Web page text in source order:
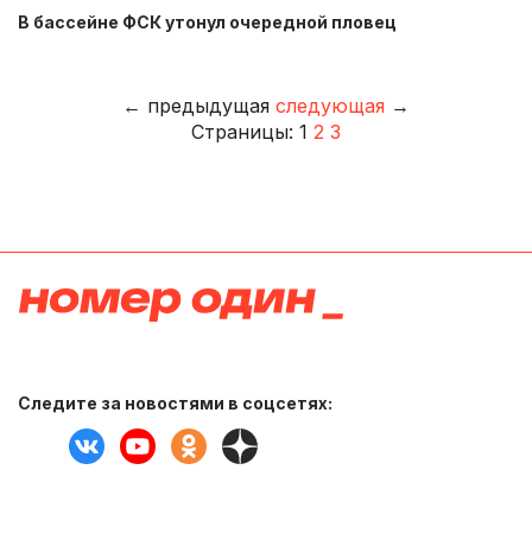
В бассейне ФСК утонул очередной пловец
← предыдущая следующая →
Страницы: 1 2 3
Следите за новостями в соцсетях: